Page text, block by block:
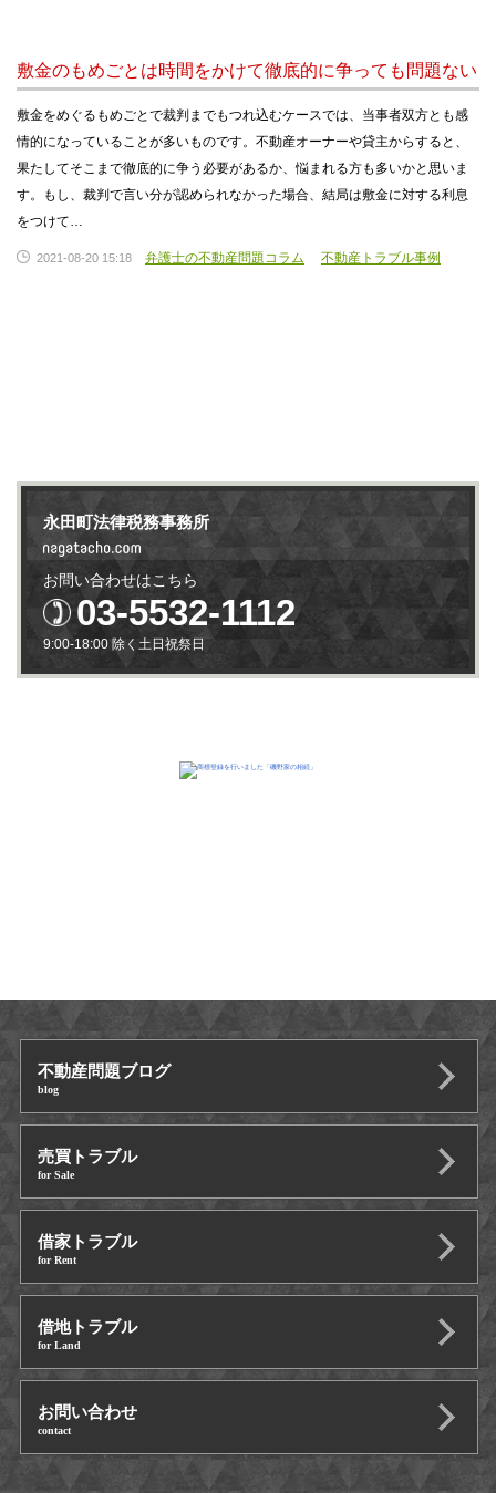
敷金のもめごとは時間をかけて徹底的に争っても問題ない
敷金をめぐるもめごとで裁判までもつれ込むケースでは、当事者双方とも感
情的になっていることが多いものです。不動産オーナーや貸主からすると、
果たしてそこまで徹底的に争う必要があるか、悩まれる方も多いかと思いま
す。もし、裁判で言い分が認められなかった場合、結局は敷金に対する利息
をつけて…
2021-08-20 15:18 弁護士の不動産問題コラム 不動産トラブル事例
永田町法律税務事務所
お問い合わせはこちら
03-5532-1112
9:00-18:00 除く土日祝祭日
不動産問題ブログ
blog
売買トラブル
for Sale
借家トラブル
for Rent
借地トラブル
for Land
お問い合わせ
contact